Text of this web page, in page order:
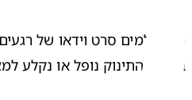
בזמן שהתינוק נופל או נקלע